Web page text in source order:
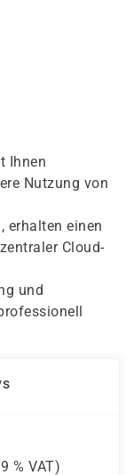
Ihnen
Nutzung von
erhalten einen
Cloud-
und
% VAT)